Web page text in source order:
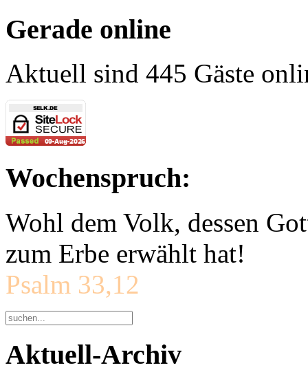
Gerade online
Aktuell sind 445 Gäste
Wochenspruch:
Wohl dem Volk, dessen
zum Erbe erwählt hat!
Psalm 33,12
Aktuell-Archiv